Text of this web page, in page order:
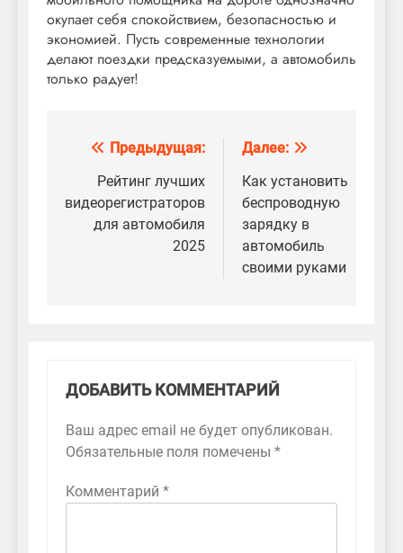
окупает себя спокойствием, безопасностью и
экономией. Пусть современные технологии
делают поездки предсказуемыми, а автомобиль
только радует!
Навигация
записям
Предыдущая:
Рейтинг лучших
видеорегистраторов
для автомобиля
2025
Далее:
Как установить
беспроводную
зарядку в
автомобиль
своими руками
ДОБАВИТЬ КОММЕНТАРИЙ
Ваш адрес email не будет опубликован.
Обязательные поля помечены *
Комментарий *